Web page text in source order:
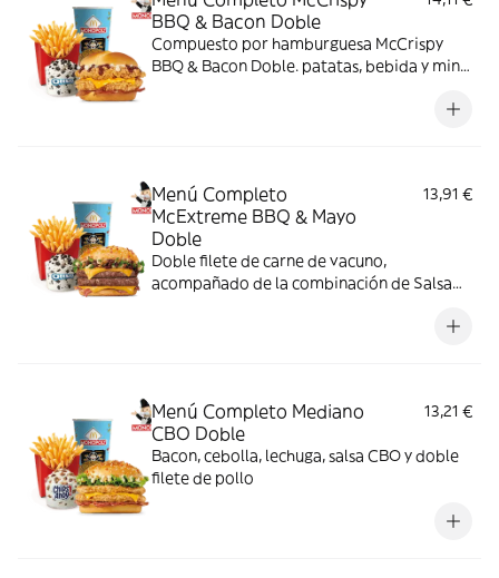
BBQ & Bacon Doble
Compuesto por hamburguesa McCrispy
BBQ & Bacon Doble. patatas, bebida y mini
Menú Completo
McExtreme BBQ & Mayo
Doble
13,91 €
Doble filete de carne de vacuno,
acompañado de la combinación de Salsa
doble de cheddar, lechuga fresca y tiras de
Menú Completo Mediano
CBO Doble
13,21 €
Bacon, cebolla, lechuga, salsa CBO y doble
filete de pollo